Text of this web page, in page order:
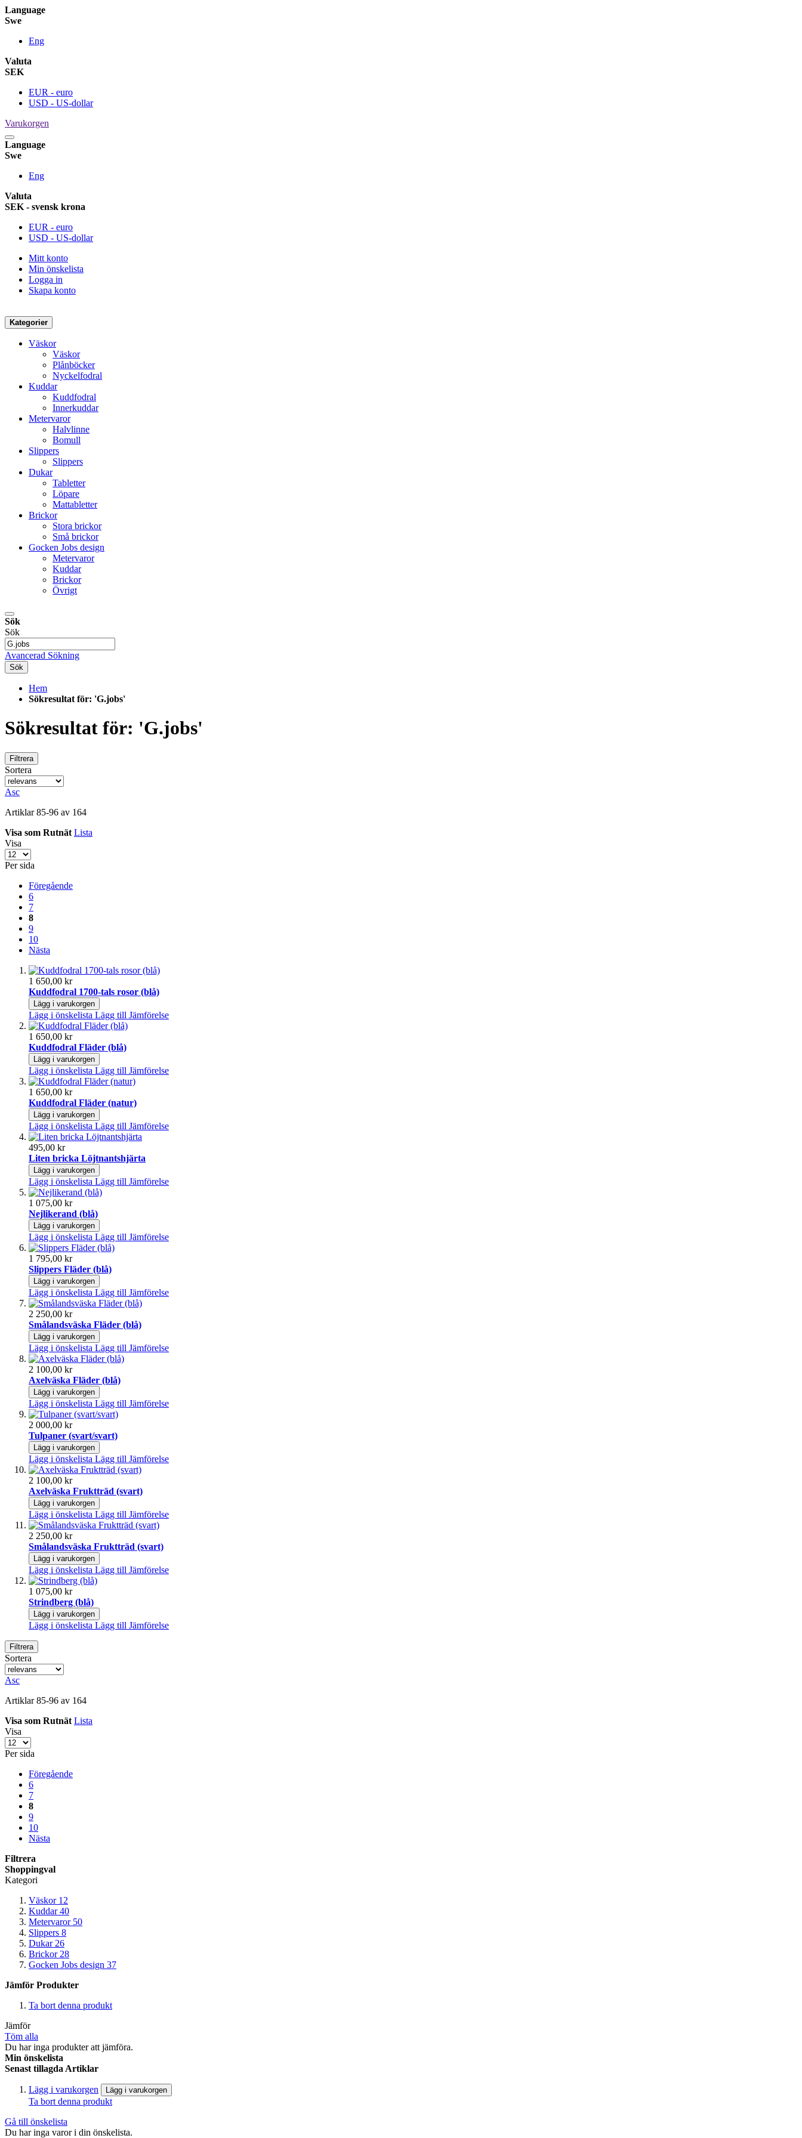
Language
Swe
Eng
Valuta
SEK
EUR - euro
USD - US-dollar
Varukorgen
Language
Swe
Eng
Valuta
SEK - svensk krona
EUR - euro
USD - US-dollar
Mitt konto
Min önskelista
Logga in
Skapa konto
Kategorier
Väskor
Väskor
Plånböcker
Nyckelfodral
Kuddar
Kuddfodral
Innerkuddar
Metervaror
Halvlinne
Bomull
Slippers
Slippers
Dukar
Tabletter
Löpare
Mattabletter
Brickor
Stora brickor
Små brickor
Gocken Jobs design
Metervaror
Kuddar
Brickor
Övrigt
Sök
Sök
Avancerad Sökning
Sök
Hem
Sökresultat för: 'G.jobs'
Sökresultat för: 'G.jobs'
Filtrera
Sortera
Asc
Artiklar85-96 av 164
Visa som Rutnät Lista
Visa
Per sida
Föregående
6
7
8
9
10
Nästa
1 650,00 kr
Kuddfodral 1700-tals rosor (blå)
Lägg i varukorgen
Lägg i önskelista Lägg till Jämförelse
1 650,00 kr
Kuddfodral Fläder (blå)
Lägg i varukorgen
Lägg i önskelista Lägg till Jämförelse
1 650,00 kr
Kuddfodral Fläder (natur)
Lägg i varukorgen
Lägg i önskelista Lägg till Jämförelse
495,00 kr
Liten bricka Löjtnantshjärta
Lägg i varukorgen
Lägg i önskelista Lägg till Jämförelse
1 075,00 kr
Nejlikerand (blå)
Lägg i varukorgen
Lägg i önskelista Lägg till Jämförelse
1 795,00 kr
Slippers Fläder (blå)
Lägg i varukorgen
Lägg i önskelista Lägg till Jämförelse
2 250,00 kr
Smålandsväska Fläder (blå)
Lägg i varukorgen
Lägg i önskelista Lägg till Jämförelse
2 100,00 kr
Axelväska Fläder (blå)
Lägg i varukorgen
Lägg i önskelista Lägg till Jämförelse
2 000,00 kr
Tulpaner (svart/svart)
Lägg i varukorgen
Lägg i önskelista Lägg till Jämförelse
2 100,00 kr
Axelväska Fruktträd (svart)
Lägg i varukorgen
Lägg i önskelista Lägg till Jämförelse
2 250,00 kr
Smålandsväska Fruktträd (svart)
Lägg i varukorgen
Lägg i önskelista Lägg till Jämförelse
1 075,00 kr
Strindberg (blå)
Lägg i varukorgen
Lägg i önskelista Lägg till Jämförelse
Filtrera
Sortera
Asc
Artiklar85-96 av 164
Visa som Rutnät Lista
Visa
Per sida
Föregående
6
7
8
9
10
Nästa
Filtrera
Shoppingval
Kategori
Väskor 12
Kuddar 40
Metervaror 50
Slippers 8
Dukar 26
Brickor 28
Gocken Jobs design 37
Jämför Produkter
Ta bort denna produkt
Jämför
Töm alla
Du har inga produkter att jämföra.
Min önskelista
Senast tillagda Artiklar
Lägg i varukorgen Lägg i varukorgen
Ta bort denna produkt
Gå till önskelista
Du har inga varor i din önskelista.